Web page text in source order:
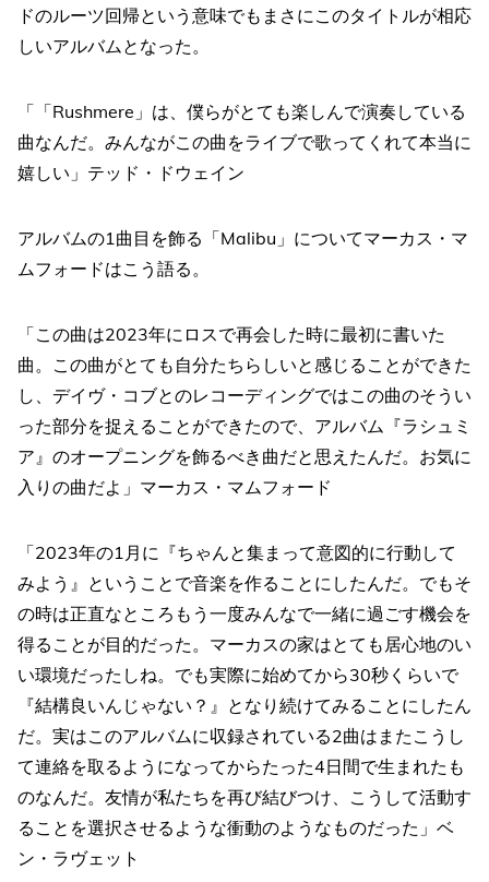
ドのルーツ回帰という意味でもまさにこのタイトルが相応
しいアルバムとなった。
「「Rushmere」は、僕らがとても楽しんで演奏している
曲なんだ。みんながこの曲をライブで歌ってくれて本当に
嬉しい」テッド・ドウェイン
アルバムの1曲目を飾る「Malibu」についてマーカス・マ
ムフォードはこう語る。
「この曲は2023年にロスで再会した時に最初に書いた
曲。この曲がとても自分たちらしいと感じることができた
し、デイヴ・コブとのレコーディングではこの曲のそうい
った部分を捉えることができたので、アルバム『ラシュミ
ア』のオープニングを飾るべき曲だと思えたんだ。お気に
入りの曲だよ」マーカス・マムフォード
「2023年の1月に『ちゃんと集まって意図的に行動して
みよう』ということで音楽を作ることにしたんだ。でもそ
の時は正直なところもう一度みんなで一緒に過ごす機会を
得ることが目的だった。マーカスの家はとても居心地のい
い環境だったしね。でも実際に始めてから30秒くらいで
『結構良いんじゃない？』となり続けてみることにしたん
だ。実はこのアルバムに収録されている2曲はまたこうし
て連絡を取るようになってからたった4日間で生まれたも
のなんだ。友情が私たちを再び結びつけ、こうして活動す
ることを選択させるような衝動のようなものだった」ベ
ン・ラヴェット